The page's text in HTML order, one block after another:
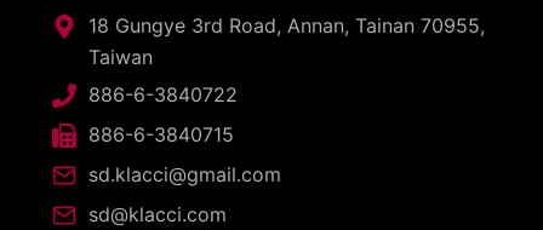
18 Gungye 3rd Road, Annan, Tainan 70955,
Taiwan
886-6-3840722
886-6-3840715
sd.klacci@gmail.com
sd@klacci.com